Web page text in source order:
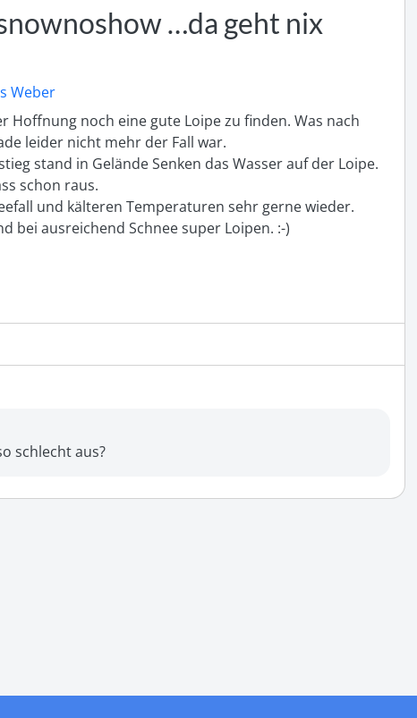
…da geht nix
Weber
Hoffnung noch eine gute Loipe zu finden. Was nach
leider nicht mehr der Fall war.
stand in Gelände Senken das Wasser auf der Loipe.
schon raus.
und kälteren Temperaturen sehr gerne wieder.
bei ausreichend Schnee super Loipen. :-)
schlecht aus?